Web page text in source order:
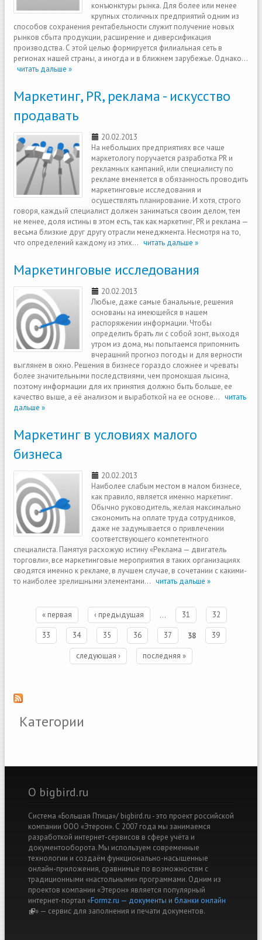
конъюнктуры рынка. Для более или менее
крупных столичных предприятий одним из
способов сохранения рентабельности служит получение новых
рынков сбыта продукции, расширение и диверсификация
производства. С этой целью формируется филиальная сеть в
регионах нашей страны, а иногда и в ближнем зарубежье. Однако...
читать дальше »
Маркетинг, PR, реклама - искусство
продавать
20.02.2013
На небольших предприятиях все чаще
маркетологу поручается разработка PR и
рекламных кампаний, или специалисту по
рекламе вменяется в обязанность проводить
маркетинговые исследования и
осуществлять планирование. И хотя, строго
говоря, каждый специалист должен заниматься своим делом, тем
не менее, доля истины в этом есть, так как маркетинг, PR и реклама —
весьма близкие друг другу отрасли менеджмента. Несмотря на то,
что определений каждому из этих... читать дальше »
Маркетинговые исследования
20.02.2013
Любые, даже самые банальные, решения
основаны на имеющейся в нашем
распоряжении информации. Чтобы
определить брать ли с собой зонт, выходя
утром из дома, мы попытаемся припомнить
вчерашний прогноз погоды и для верности
выглянем в окно. Решения в бизнесе гораздо сложнее и чреваты
более значительными последствиями, чем промокшая лысина,
поэтому информации для их принятия должно быть больше, ее
качество выше, а её анализом и выработкой на ее основе... читать
дальше »
Маркетинг в условиях малого
бизнеса
20.02.2013
Наиболее слабым местом в малом бизнесе,
как правило, является именно маркетинг.
Обычно руководитель, желая максимально
сэкономить на оплате труда сотрудников,
даже не задумывается о привлечении
соответствующего компетентного
специалиста. Памятуя расхожую истину «Реклама — двигатель
торговли», все маркетинговые мероприятия в таких организациях
сводятся именно к рекламе, в лучшем случае, в сочетании с какими-
то наиболее зрелищными элементами... читать дальше »
Страницы
« первая ‹ предыдущая … 31 32
33 34 35 36 37 38 39
следующая › последняя »
Категории
О bigbird.ru
Система «Большая Птица»/ bigbird.ru - это проект российской
компании ООО «Этерон». С 2007 года мы занимаемся
разработкой интернет-сервисов в сфере учёта и
документооборота. Мы используем современные
технологии и создаём функционально-насыщенные
онлайн-приложения, сравнимые по возможностям с
традиционными «настольными» программами. Одним из
проектов компании «Этерон» является популярный
интернет-портал «Formz.ru — документы и бланки онлайн
(link is external)
» — cервис для заполнения и печати документов.